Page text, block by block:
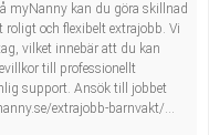
myNanny kan du göra skillnad
och flexibelt extrajobb. Vi
vilket innebär att du kan
till professionellt
support. Ansök till jobbet
extrajobb-barnvakt/...